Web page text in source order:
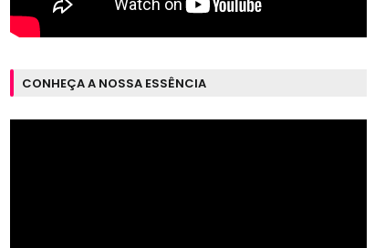
CONHEÇA A NOSSA ESSÊNCIA